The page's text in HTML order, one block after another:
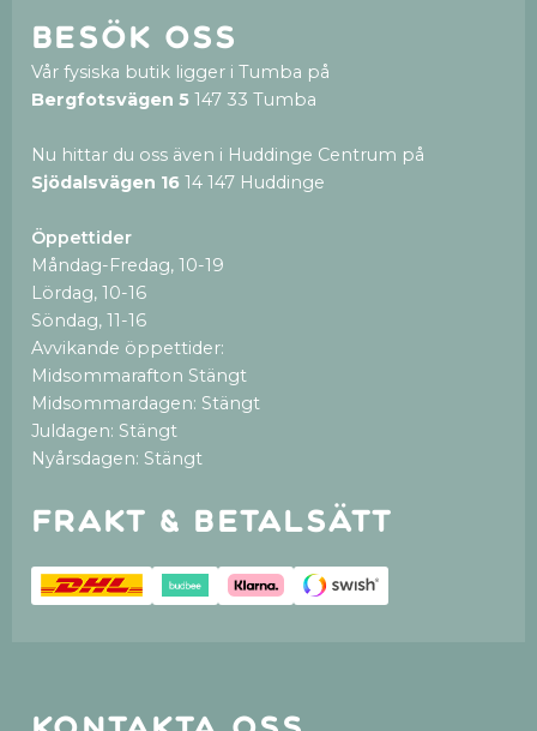
Besök oss
Vår fysiska butik ligger i Tumba på
Bergfotsvägen 5 147 33 Tumba
Nu hittar du oss även i Huddinge Centrum på
Sjödalsvägen 16 14 147 Huddinge
Öppettider
Måndag-Fredag, 10-19
Lördag, 10-16
Söndag, 11-16
Avvikande öppettider:
Midsommarafton Stängt
Midsommardagen: Stängt
Juldagen: Stängt
Nyårsdagen: Stängt
Frakt & betalsätt